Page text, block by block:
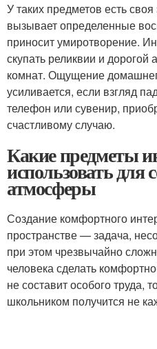
У таких предметов есть
вызывает определенные
приносит умиротворение.
скупать реликвии и
комнат. Ощущение
усиливается, если взгляд
телефон или сувенир,
счастливому случаю.
Какие предметы
использовать для
атмосферы
Создание комфортного
пространстве — задача,
при этом чрезвычайно
человека сделать
не составит особого труда,
школьником получится не